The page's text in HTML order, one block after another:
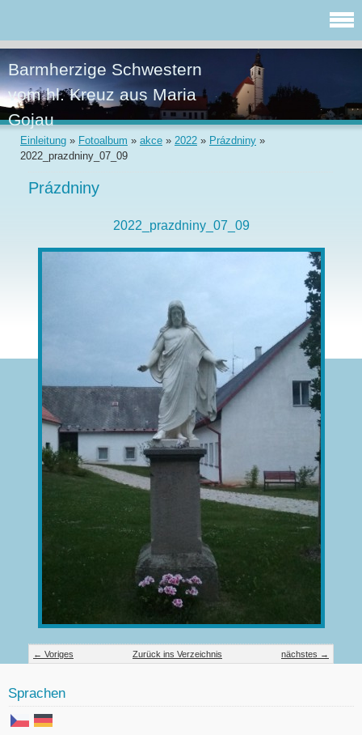
Barmherzige Schwestern
vom hl. Kreuz aus Maria
Gojau
Einleitung » Fotoalbum » akce » 2022 » Prázdniny »
2022_prazdniny_07_09
Prázdniny
2022_prazdniny_07_09
← Voriges nächstes →
Zurück ins Verzeichnis
Sprachen